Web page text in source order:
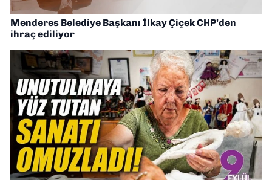
Menderes Belediye Başkanı İlkay Çiçek CHP’den
ihraç ediliyor